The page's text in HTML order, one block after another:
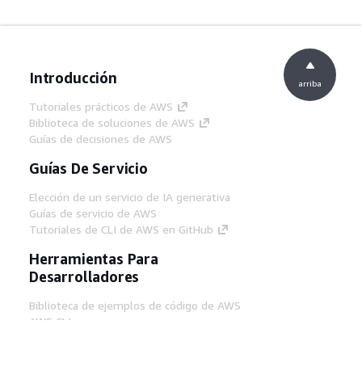
Introducción
Tutoriales prácticos de AWS
Biblioteca de soluciones de AWS
Guías de decisiones de AWS
Guías De Servicio
Elección de un servicio de IA generativa
Guías de servicio de AWS
Tutoriales de CLI de AWS en GitHub
Herramientas Para
Desarrolladores
Biblioteca de ejemplos de código de AWS
AWS CLI
arriba